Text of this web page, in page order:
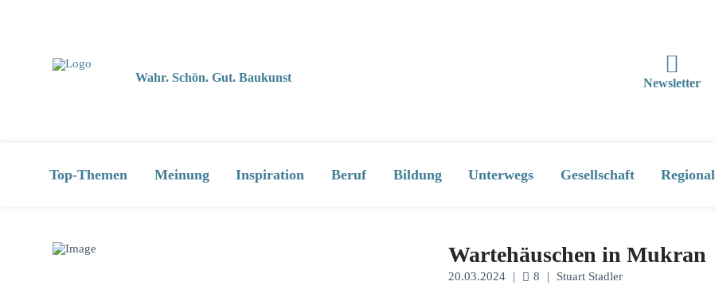
Wahr. Schön. Gut. Baukunst Newsletter
Top-Themen Meinung Inspiration Beruf Bildung Unterwegs Gesellschaft Regional
Wartehäuschen in Mukran
20.03.2024 | 8 | Stuart Stadler